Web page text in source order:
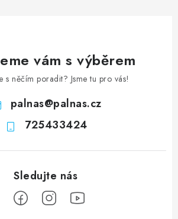
vám s výběrem
s něčím poradit? Jsme tu pro vás!
palnas@palnas.cz
725433424